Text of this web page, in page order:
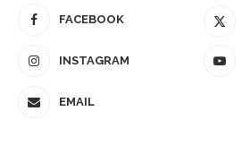
FACEBOOK
INSTAGRAM
EMAIL